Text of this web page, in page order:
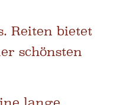
Reiten bietet
schönsten